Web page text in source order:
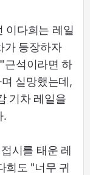
이다희는 레일
가 등장하자
근석이라면 하
실망했는데,
기차 레일을
.
시를 태운 레
희도 "너무 귀